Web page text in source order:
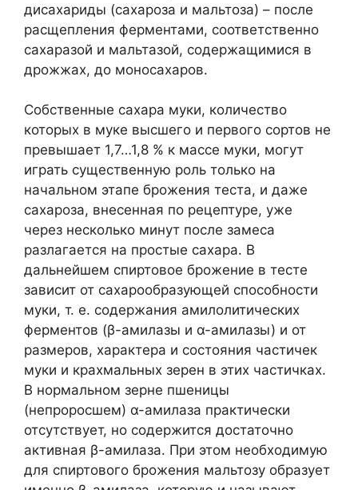
дисахариды (сахароза и мальтоза) – после
расщепления ферментами, соответственно
сахаразой и мальтазой, содержащимися в
дрожжах, до моносахаров.
Собственные сахара муки, количество
которых в муке высшего и первого сортов не
превышает 1,7…1,8 % к массе муки, могут
играть существенную роль только на
начальном этапе брожения теста, и даже
сахароза, внесенная по рецептуре, уже
через несколько минут после замеса
разлагается на простые сахара. В
дальнейшем спиртовое брожение в тесте
зависит от сахарообразующей способности
муки, т. е. содержания амилолитических
ферментов (β-амилазы и α-амилазы) и от
размеров, характера и состояния частичек
муки и крахмальных зерен в этих частичках.
В нормальном зерне пшеницы
(непроросшем) α-амилаза практически
отсутствует, но содержится достаточно
активная β-амилаза. При этом необходимую
для спиртового брожения мальтозу образует